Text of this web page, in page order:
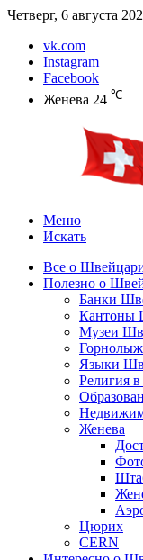
Четверг, 6 августа
vk.com
Instagram
Facebook
Женева 24 ℃
Меню
Искать
Все о
Полезно о
Банки
Кантоны
Музеи
Языки
Религия
Женева
Цюрих
CERN